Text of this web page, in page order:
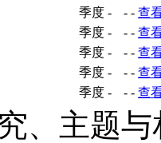
季度 - - - 查
季度 - - - 查
季度 - - - 查
季度 - - - 查
季度 - - - 查
、主题